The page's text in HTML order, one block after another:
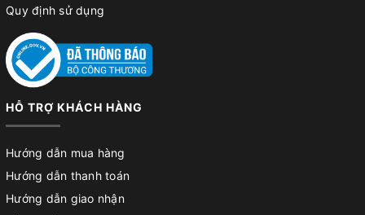
Quy định sử dụng
HỖ TRỢ KHÁCH HÀNG
Hướng dẫn mua hàng
Hướng dẫn thanh toán
Hướng dẫn giao nhận